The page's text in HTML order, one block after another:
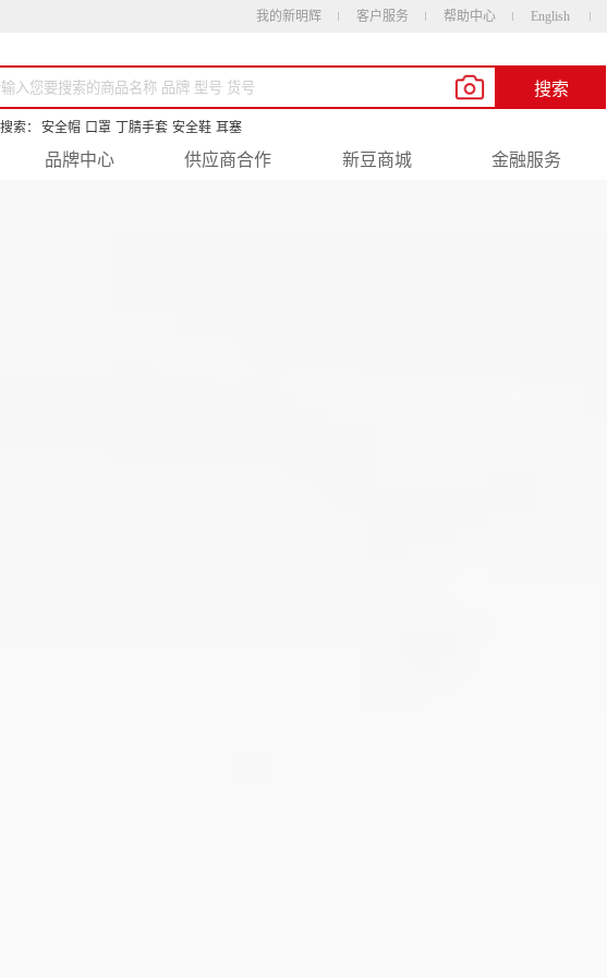
我的新明辉 客户服务 帮助中心 English
搜索
索： 安全帽 口罩 丁腈手套 安全鞋 耳塞
品牌中心 供应商合作 新豆商城 金融服务